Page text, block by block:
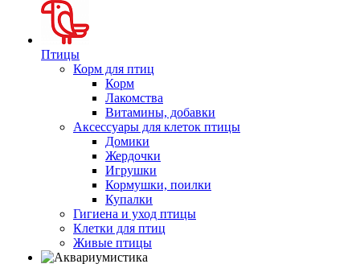
Птицы
Корм для птиц
Корм
Лакомства
Витамины, добавки
Аксессуары для клеток птицы
Домики
Жердочки
Игрушки
Кормушки, поилки
Купалки
Гигиена и уход птицы
Клетки для птиц
Живые птицы